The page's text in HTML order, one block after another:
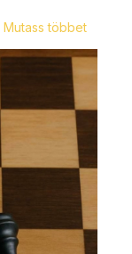
Mutass többet